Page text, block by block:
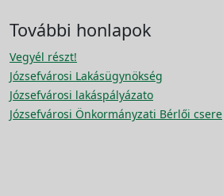
További honlapok
Vegyél részt!
Józsefvárosi Lakásügynökség
Józsefvárosi lakáspályázato
Józsefvárosi Önkormányzati Bérlői csere